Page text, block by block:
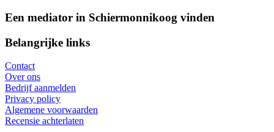
Een mediator in Schiermonnikoog vinden
Belangrijke links
Contact
Over ons
Bedrijf aanmelden
Privacy policy
Algemene voorwaarden
Recensie achterlaten